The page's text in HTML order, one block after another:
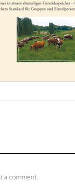
a comment.